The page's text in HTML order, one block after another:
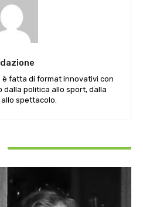
fatta di format innovativi con
politica allo sport, dalla
spettacolo.